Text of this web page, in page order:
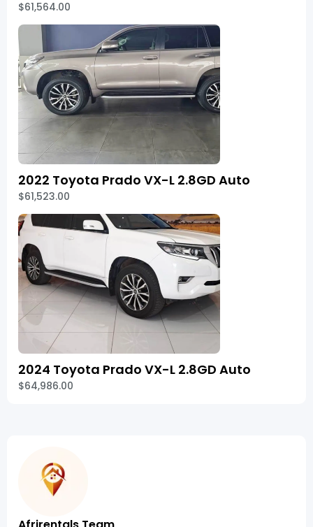
$61,564.00
2022 Toyota Prado VX-L 2.8GD Auto
$61,523.00
2024 Toyota Prado VX-L 2.8GD Auto
$64,986.00